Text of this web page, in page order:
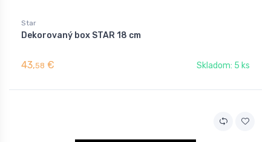
Star
Dekorovaný box STAR 18 cm
43,58 € Skladom: 5 ks